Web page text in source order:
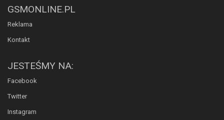
GSMONLINE.PL
Reklama
Kontakt
JESTEŚMY NA:
Facebook
Twitter
Instagram